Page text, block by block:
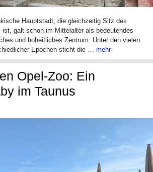
Hauptstadt, die gleichzeitig Sitz des
galt schon im Mittelalter als bedeutendes
und hoheitliches Zentrum. Unter den vielen
Epochen sticht die … mehr
Opel-Zoo: Ein
im Taunus